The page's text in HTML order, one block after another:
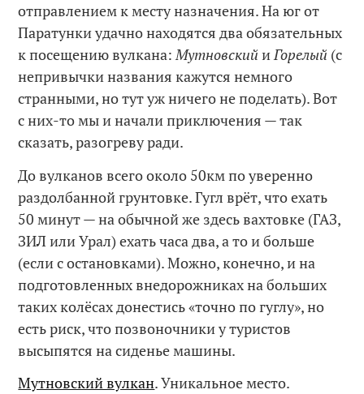
отправлением к месту назначения. На юг от
Паратунки удачно находятся два обязательных
к посещению вулкана:Мутновский иГорелый (с
непривычки названия кажутся немного
странными, но тут уж ничего не поделать). Вот
с них-то мы и начали приключения — так
сказать, разогреву ради.
До вулканов всего около 50км по уверенно
раздолбанной грунтовке. Гугл врёт, что ехать
50 минут — на обычной же здесь вахтовке (ГАЗ,
ЗИЛ или Урал) ехать часа два, а то и больше
(если с остановками). Можно, конечно, и на
подготовленных внедорожниках на больших
таких колёсах донестись «точно по гуглу», но
есть риск, что позвоночники у туристов
высыпятся на сиденье машины.
Мутновский вулкан. Уникальное место.